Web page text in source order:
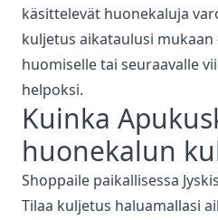
käsittelevät huonekaluja
kuljetus aikataulusi mukaan
huomiselle tai seuraavalle
helpoksi.
Kuinka
huonekalun
Shoppaile paikallisessa
Tilaa kuljetus haluamallasi